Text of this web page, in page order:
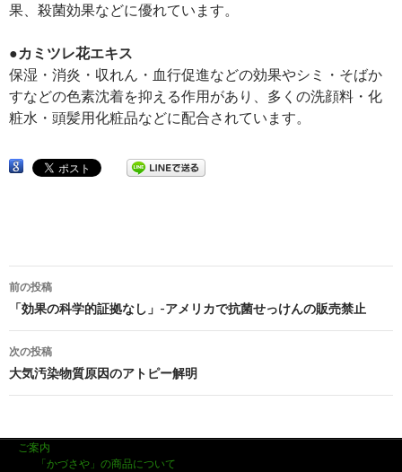
果、殺菌効果などに優れています。
●カミツレ花エキス
保湿・消炎・収れん・血行促進などの効果やシミ・そばか
すなどの色素沈着を抑える作用があり、多くの洗顔料・化
粧水・頭髪用化粧品などに配合されています。
投
稿
ナ
ゲ
前の投稿
「効果の科学的証拠なし」-アメリカで抗菌せっけんの販売禁止
次の投稿
大気汚染物質原因のアトピー解明
ご案内
「かづさや」の商品について